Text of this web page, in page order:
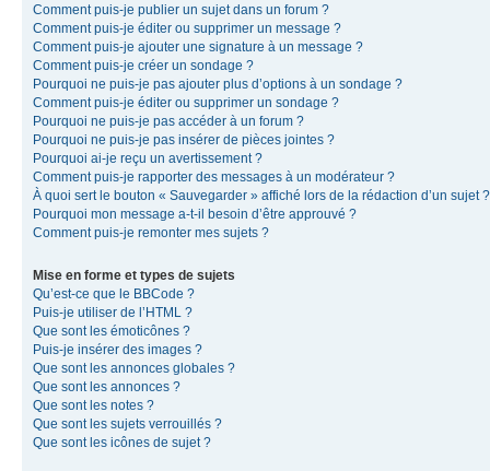
Comment puis-je publier un sujet dans un forum ?
Comment puis-je éditer ou supprimer un message ?
Comment puis-je ajouter une signature à un message ?
Comment puis-je créer un sondage ?
Pourquoi ne puis-je pas ajouter plus d’options à un sondage ?
Comment puis-je éditer ou supprimer un sondage ?
Pourquoi ne puis-je pas accéder à un forum ?
Pourquoi ne puis-je pas insérer de pièces jointes ?
Pourquoi ai-je reçu un avertissement ?
Comment puis-je rapporter des messages à un modérateur ?
À quoi sert le bouton « Sauvegarder » affiché lors de la rédaction d’un sujet ?
Pourquoi mon message a-t-il besoin d’être approuvé ?
Comment puis-je remonter mes sujets ?
Mise en forme et types de sujets
Qu’est-ce que le BBCode ?
Puis-je utiliser de l’HTML ?
Que sont les émoticônes ?
Puis-je insérer des images ?
Que sont les annonces globales ?
Que sont les annonces ?
Que sont les notes ?
Que sont les sujets verrouillés ?
Que sont les icônes de sujet ?